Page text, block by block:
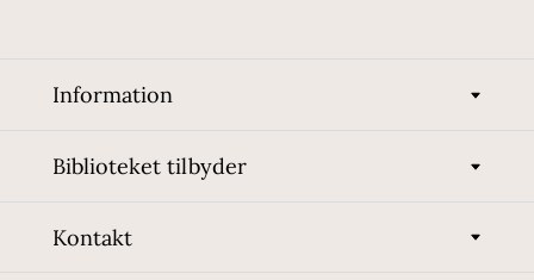
Information
Biblioteket tilbyder
Kontakt